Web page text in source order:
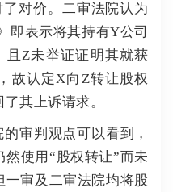
对价。 二审法院认为
即表示将其持有Y公司
且Z未举证证明其就获
故认定X向Z转让股权
其上诉请求。
审判观点可以看到，
使用“股权转让”而未
一审及二审法院均将股